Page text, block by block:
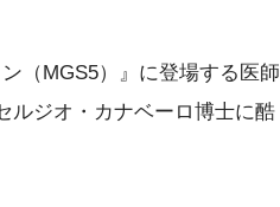
（MGS5）』に登場する医師
ルジオ・カナベーロ博士に酷